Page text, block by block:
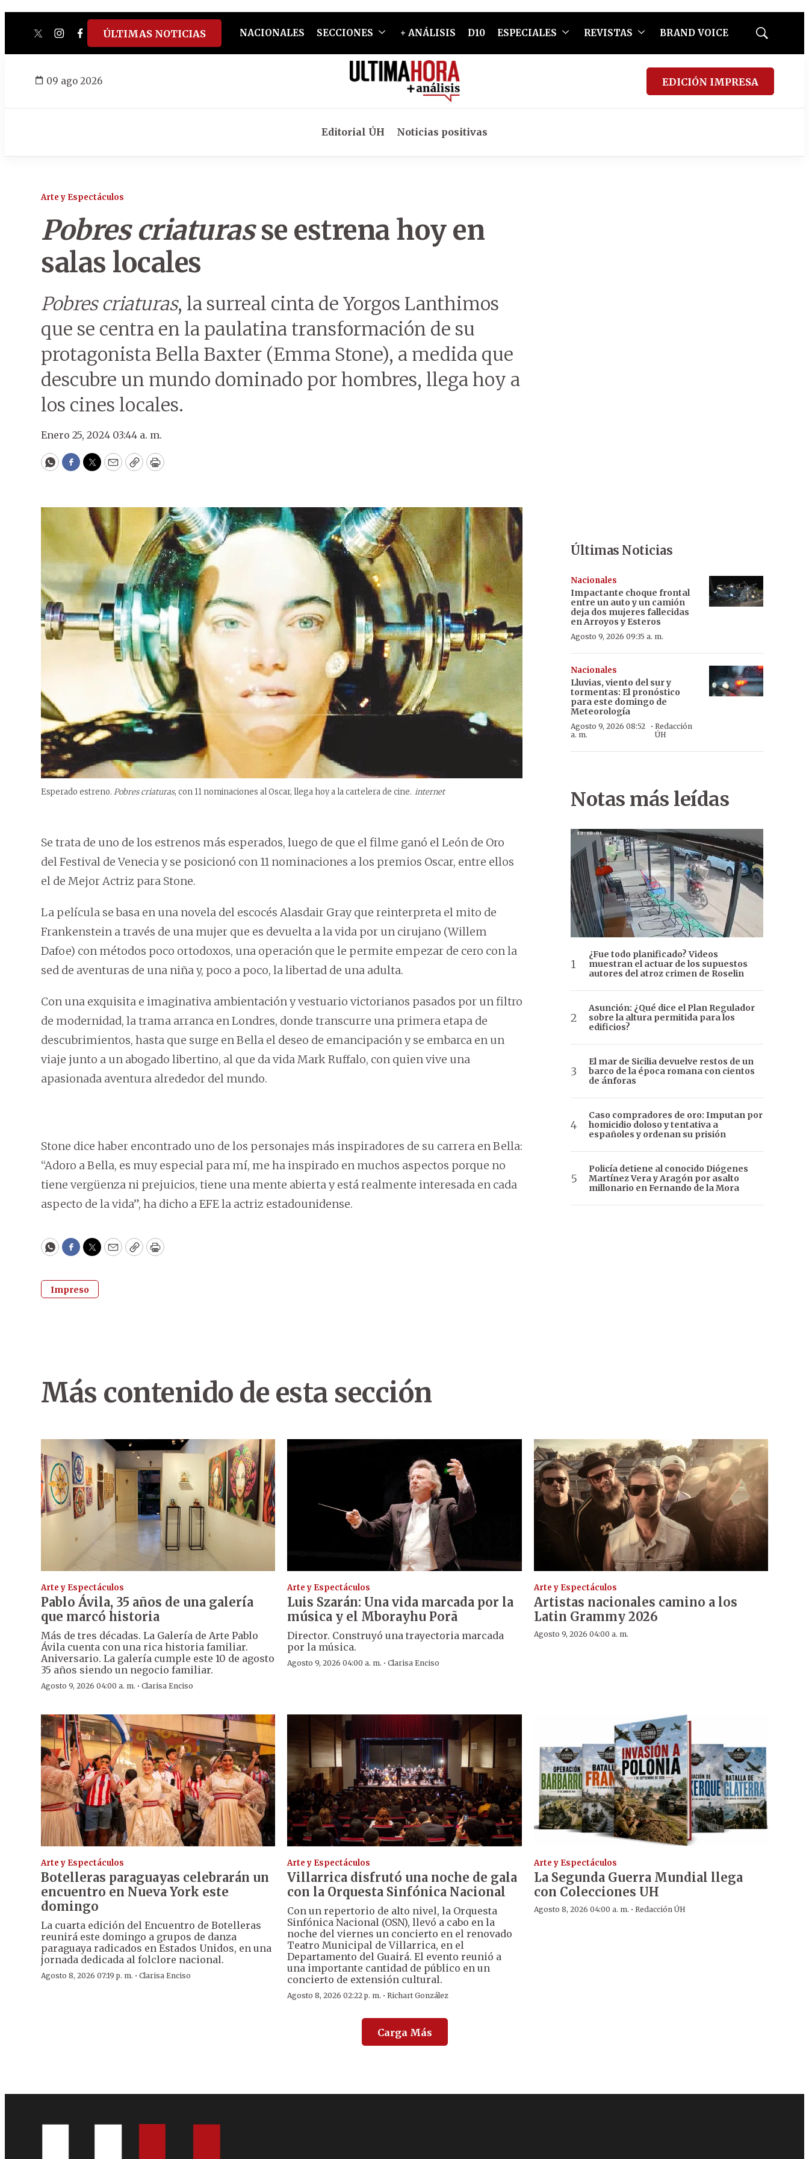
twitterinstagram
facebook
tiktokyoutube
spotify
ÚLTIMAS NOTICIAS NACIONALES SECCIONES + ANÁLISIS D10 ESPECIALES REVISTAS BRAND VOICE
Mostrar
09 ago 2026 EDICIÓN IMPRESA
Editorial ÚH Noticias positivas
Arte y Espectáculos
Pobres criaturasse estrena hoy en
salas locales
Pobres criaturas, la surreal cinta de Yorgos Lanthimos
que se centra en la paulatina transformación de su
protagonista Bella Baxter (Emma Stone), a medida que
descubre un mundo dominado por hombres, llega hoy a
los cines locales.
Enero 25, 2024 03:44 a. m.
WhatsApp
Facebook
Twitter
EmailCopyPrint
Esperado estreno. Pobres criaturas, con 11 nominaciones al Oscar, llega hoy a la cartelera de cine. internet
Se trata de uno de los estrenos más esperados, luego de que el filme ganó el León de Oro
del Festival de Venecia y se posicionó con 11 nominaciones a los premios Oscar, entre ellos
el de Mejor Actriz para Stone.
La película se basa en una novela del escocés Alasdair Gray que reinterpreta el mito de
Frankenstein a través de una mujer que es devuelta a la vida por un cirujano (Willem
Dafoe) con métodos poco ortodoxos, una operación que le permite empezar de cero con la
sed de aventuras de una niña y, poco a poco, la libertad de una adulta.
Con una exquisita e imaginativa ambientación y vestuario victorianos pasados por un filtro
de modernidad, la trama arranca en Londres, donde transcurre una primera etapa de
descubrimientos, hasta que surge en Bella el deseo de emancipación y se embarca en un
viaje junto a un abogado libertino, al que da vida Mark Ruffalo, con quien vive una
apasionada aventura alrededor del mundo.
Stone dice haber encontrado uno de los personajes más inspiradores de su carrera en Bella:
“Adoro a Bella, es muy especial para mí, me ha inspirado en muchos aspectos porque no
tiene vergüenza ni prejuicios, tiene una mente abierta y está realmente interesada en cada
aspecto de la vida”, ha dicho a EFE la actriz estadounidense.
WhatsApp
Facebook
Twitter
EmailCopyPrint
Impreso
Últimas Noticias
Nacionales
Impactante choque frontal
entre un auto y un camión
deja dos mujeres fallecidas
en Arroyos y Esteros
Agosto 9, 2026 09:35 a. m.
Nacionales
Lluvias, viento del sur y
tormentas: El pronóstico
para este domingo de
Meteorología
Agosto 9, 2026 08:52
a. m.
· Redacción
ÚH
Notas más leídas
¿Fue todo planificado? Videos
muestran el actuar de los supuestos
autores del atroz crimen de Roselin
Asunción: ¿Qué dice el Plan Regulador
sobre la altura permitida para los
edificios?
El mar de Sicilia devuelve restos de un
barco de la época romana con cientos
de ánforas
Caso compradores de oro: Imputan por
homicidio doloso y tentativa a
españoles y ordenan su prisión
Policía detiene al conocido Diógenes
Martínez Vera y Aragón por asalto
millonario en Fernando de la Mora
Más contenido de esta sección
Arte y Espectáculos
Pablo Ávila, 35 años de una galería
que marcó historia
Más de tres décadas. La Galería de Arte Pablo
Ávila cuenta con una rica historia familiar.
Aniversario. La galería cumple este 10 de agosto
35 años siendo un negocio familiar.
Agosto 9, 2026 04:00 a. m. · Clarisa Enciso
Arte y Espectáculos
Luis Szarán: Una vida marcada por la
música y el Mborayhu Porã
Director. Construyó una trayectoria marcada
por la música.
Agosto 9, 2026 04:00 a. m. ·Clarisa Enciso
Arte y Espectáculos
Artistas nacionales camino a los
Latin Grammy 2026
Agosto 9, 2026 04:00 a. m.
Arte y Espectáculos
Botelleras paraguayas celebrarán un
encuentro en Nueva York este
domingo
La cuarta edición del Encuentro de Botelleras
reunirá este domingo a grupos de danza
paraguaya radicados en Estados Unidos, en una
jornada dedicada al folclore nacional.
Agosto 8, 2026 07:19 p. m. · Clarisa Enciso
Arte y Espectáculos
Villarrica disfrutó una noche de gala
con la Orquesta Sinfónica Nacional
Con un repertorio de alto nivel, la Orquesta
Sinfónica Nacional (OSN), llevó a cabo en la
noche del viernes un concierto en el renovado
Teatro Municipal de Villarrica, en el
Departamento del Guairá. El evento reunió a
una importante cantidad de público en un
concierto de extensión cultural.
Agosto 8, 2026 02:22 p. m. ·Richart González
Arte y Espectáculos
La Segunda Guerra Mundial llega
con Colecciones UH
Agosto 8, 2026 04:00 a. m. · Redacción ÚH
Carga Más